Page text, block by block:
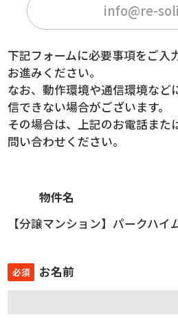
info@re-
下記フォームに必要事項をご入
お進みください。
なお、動作環境や通信環境など
信できない場合がございます。
その場合は、上記のお電話また
問い合わせください。
物件名
【分譲マンション】パークハイ
必須 お名前